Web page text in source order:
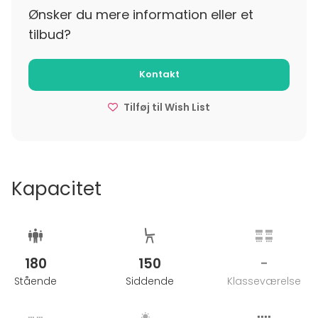
******
Ved selskaber over 8 til 20 personer er følgende
Afbestilling herefter kan medføre krav om
Udeblivelse vil blive faktureret 100%
*****
Ønsker du mere information eller et
tilbud?
Kontakt
Tilføj til Wish List
Kapacitet
180
Stående
150
Siddende
-
Klasseværelse